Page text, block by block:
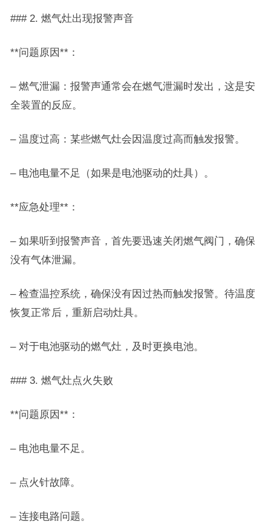
### 2. 燃气灶出现报警声音
**问题原因**：
– 燃气泄漏：报警声通常会在燃气泄漏时发出，这是安
全装置的反应。
– 温度过高：某些燃气灶会因温度过高而触发报警。
– 电池电量不足（如果是电池驱动的灶具）。
**应急处理**：
– 如果听到报警声音，首先要迅速关闭燃气阀门，确保
没有气体泄漏。
– 检查温控系统，确保没有因过热而触发报警。待温度
恢复正常后，重新启动灶具。
– 对于电池驱动的燃气灶，及时更换电池。
### 3. 燃气灶点火失败
**问题原因**：
– 电池电量不足。
– 点火针故障。
– 连接电路问题。